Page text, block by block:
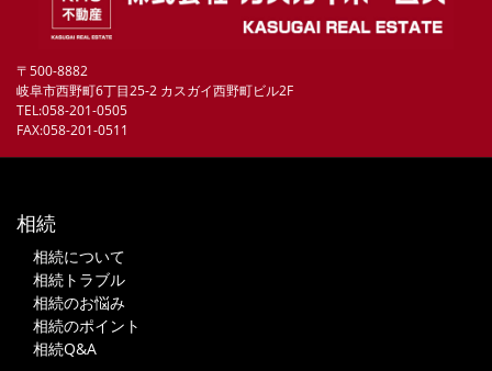
〒500-8882
岐阜市西野町6丁目25-2 カスガイ西野町ビル2F
TEL:058-201-0505
FAX:058-201-0511
相続
相続について
相続トラブル
相続のお悩み
相続のポイント
相続Q&A